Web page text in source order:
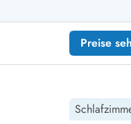
Preise